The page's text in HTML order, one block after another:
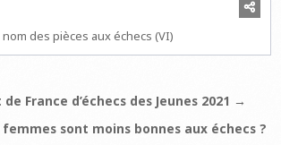
nom des pièces aux échecs (VI)
France d’échecs des Jeunes 2021 →
sont moins bonnes aux échecs ?